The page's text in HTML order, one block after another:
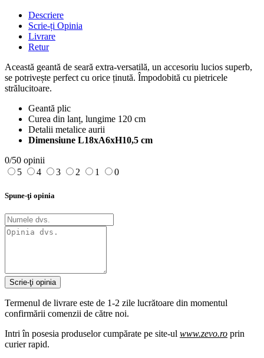
Descriere
Scrie-ți Opinia
Livrare
Retur
Această geantă de seară extra-versatilă, un accesoriu lucios superb,
se potrivește perfect cu orice ținută. Împodobită cu pietricele
strălucitoare.
Geantă plic
Curea din lanț, lungime 120 cm
Detalii metalice aurii
Dimensiune L18xA6xH10,5 cm
0/50 opinii
5
4 3 2 1 0
Spune-ţi opinia
Scrie-ţi opinia
Termenul de livrare este de 1-2 zile lucrătoare din momentul
confirmării comenzii de către noi.
Intri în posesia produselor cumpărate pe site-ul www.zevo.ro prin
curier rapid.